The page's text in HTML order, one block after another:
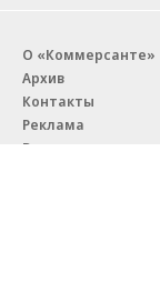
О «Коммерсанте»
Архив
Контакты
Реклама
Вакансии